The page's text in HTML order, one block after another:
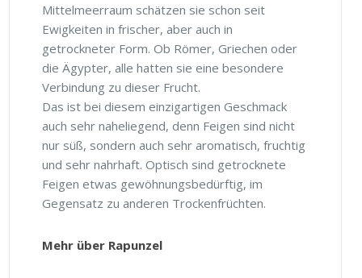
Mittelmeerraum schätzen sie schon seit
Ewigkeiten in frischer, aber auch in
getrockneter Form. Ob Römer, Griechen oder
die Ägypter, alle hatten sie eine besondere
Verbindung zu dieser Frucht.
Das ist bei diesem einzigartigen Geschmack
auch sehr naheliegend, denn Feigen sind nicht
nur süß, sondern auch sehr aromatisch, fruchtig
und sehr nahrhaft. Optisch sind getrocknete
Feigen etwas gewöhnungsbedürftig, im
Gegensatz zu anderen Trockenfrüchten.
Mehr über Rapunzel